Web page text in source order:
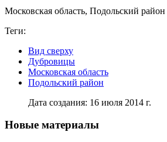
Московская область, Подольский район
Теги:
Вид сверху
Дубровицы
Московская область
Подольский район
Дата создания: 16 июля 2014 г.
Новые материалы